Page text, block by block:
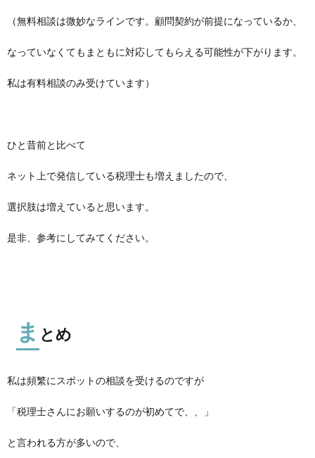
（無料相談は微妙なラインです。顧問契約が前提になっているか、
なっていなくてもまともに対応してもらえる可能性が下がります。
私は有料相談のみ受けています）
ひと昔前と比べて
ネット上で発信している税理士も増えましたので、
選択肢は増えていると思います。
是非、参考にしてみてください。
ま とめ
私は頻繁にスポットの相談を受けるのですが
「税理士さんにお願いするのが初めてで、、」
と言われる方が多いので、